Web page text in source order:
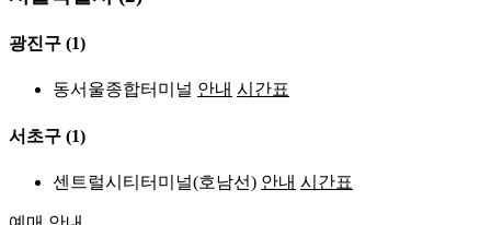
광진구 (1)
동서울종합터미널 안내 시간표
서초구 (1)
센트럴시티터미널(호남선) 안내 시간표